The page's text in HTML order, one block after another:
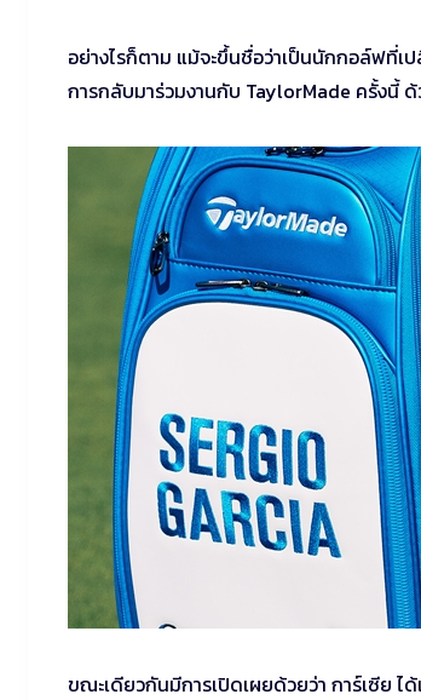
อย่างไรก็ตาม แม้จะขึ้นชื่อว่าเป็นนักกอล์ฟที่เ
การกลับมาร่วมงานกับ TaylorMade ครั้งนี้
ขณะเดียวกันมีการเปิดเผยด้วยว่า การ์เซีย ไ